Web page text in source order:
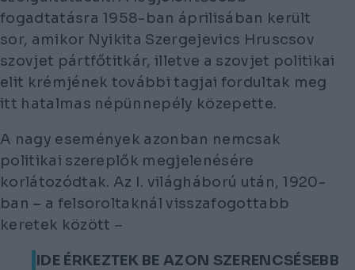
fogadtatásra 1958-ban áprilisában került
sor, amikor Nyikita Szergejevics Hruscsov
szovjet pártfőtitkár, illetve a szovjet politikai
elit krémjének további tagjai fordultak meg
itt hatalmas népünnepély közepette.
A nagy események azonban nemcsak
politikai szereplők megjelenésére
korlátozódtak. Az I. világháború után, 1920-
ban – a felsoroltaknál visszafogottabb
keretek között –
IDE ÉRKEZTEK BE AZON SZERENCSÉSEBB